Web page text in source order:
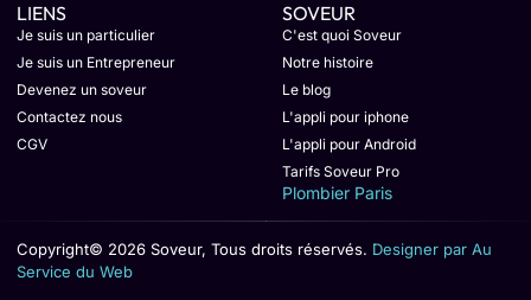
LIENS
Je suis un particulier
Je suis un Entrepreneur
Devenez un soveur
Contactez nous
CGV
SOVEUR
C'est quoi Soveur
Notre histoire
Le blog
L'appli pour iphone
L'appli pour Android
Tarifs Soveur Pro
Plombier Paris
Copyright© 2026 Soveur, Tous droits réservés. Designer par Au
Service du Web